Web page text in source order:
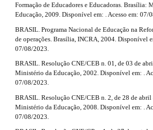
Formação de Educadores e Educadoras. Brasília:
Educação, 2009. Disponível em: . Acesso em: 07/
BRASIL. Programa Nacional de Educação na
de operações. Brasília, INCRA, 2004. Disponível
07/08/2023.
BRASIL. Resolução CNE/CEB n. 01, de 03 de
Ministério da Educação, 2002. Disponível em: .
07/08/2023.
BRASIL. Resolução CNE/CEB n. 2, de 28 de
Ministério da Educação, 2008. Disponível em: .
07/08/2023.